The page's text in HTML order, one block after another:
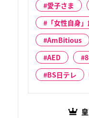
愛子さま
「女性自身
AmBitious
AED
BS日テレ